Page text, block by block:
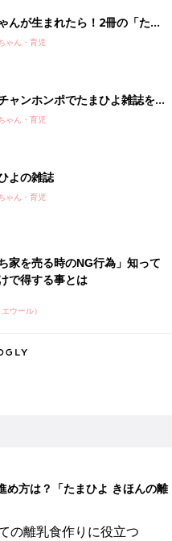
ク
んが生まれたら！2冊の「たま
ゃん・育児
ャンホンポでたまひよ雑誌を買
イント10倍【期間限定】
ゃん・育児
よの雑誌
ゃん・育児
ち家を売る時のNG行為」知って
で得する事とは
ウール）
め方は？「たまひよ きほんの離
の離乳食作りに役立つ